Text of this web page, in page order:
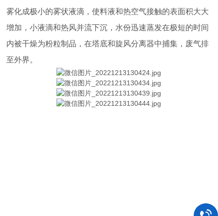
雾化成极小的雾状液滴，使料液和热空气接触的表面积大大
增加，小液滴和热风并流下沉，水份迅速蒸发在极短的时间
内被干燥为粉粒制品，在塔底和旋风分离器中捕集，废气排
至外界。